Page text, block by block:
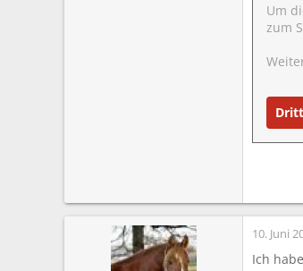
Um
zum
10. Juni
Ich